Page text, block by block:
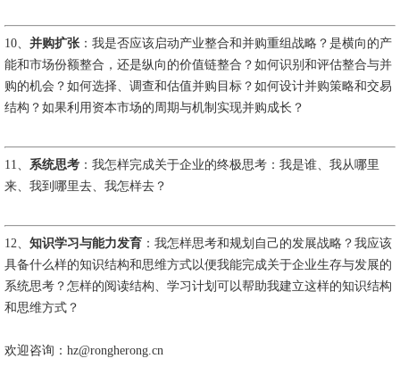
10、 并购扩张：我是否应该启动产业整合和并购重组战略？是横向的产
能和市场份额整合，还是纵向的价值链整合？如何识别和评估整合与并
购的机会？如何选择、调查和估值并购目标？如何设计并购策略和交易
结构？如果利用资本市场的周期与机制实现并购成长？
11、 系统思考 ：我怎样完成关于企业的终极思考：我是谁、我从哪里
来、我到哪里去、我怎样去？
12、 知识学习与能力发育 ：我怎样思考和规划自己的发展战略？我应该
具备什么样的知识结构和思维方式以便我能完成关于企业生存与发展的
系统思考？怎样的阅读结构、学习计划可以帮助我建立这样的知识结构
和思维方式？
欢迎咨询：hz@rongherong.cn